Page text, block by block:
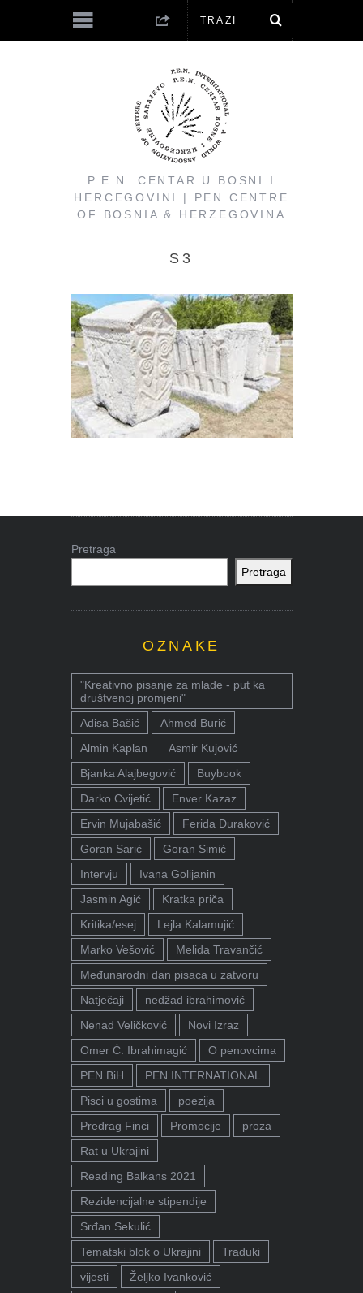
P.E.N. CENTAR U BOSNI I
HERCEGOVINI | PEN CENTRE
OF BOSNIA & HERZEGOVINA
S3
Pretraga
Pretraga
OZNAKE
"Kreativno pisanje za mlade - put ka
društvenoj promjeni"
Adisa Bašić
Ahmed Burić
Almin Kaplan
Asmir Kujović
Bjanka Alajbegović
Buybook
Darko Cvijetić
Enver Kazaz
Ervin Mujabašić
Ferida Duraković
Goran Sarić
Goran Simić
Intervju
Ivana Golijanin
Jasmin Agić
Kratka priča
Kritika/esej
Lejla Kalamujić
Marko Vešović
Melida Travančić
Međunarodni dan pisaca u zatvoru
Natječaji
nedžad ibrahimović
Nenad Veličković
Novi Izraz
Omer Ć. Ibrahimagić
O penovcima
PEN BiH
PEN INTERNATIONAL
Pisci u gostima
poezija
Predrag Finci
Promocije
proza
Rat u Ukrajini
Reading Balkans 2021
Rezidencijalne stipendije
Srđan Sekulić
Tematski blok o Ukrajini
Traduki
vijesti
Željko Ivanković